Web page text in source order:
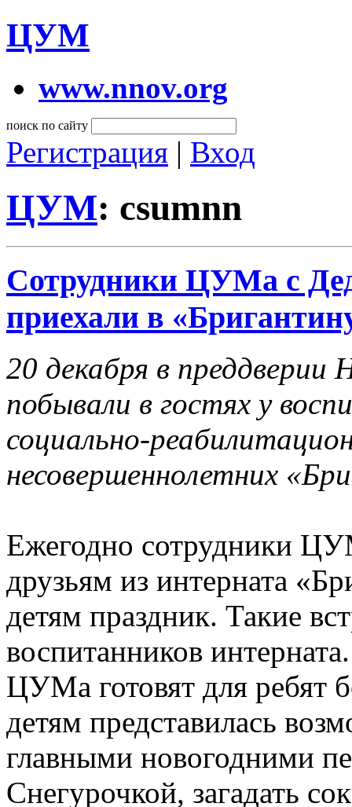
ЦУМ
www.nnov.org
поиск по сайту
Регистрация | Вход
ЦУМ: csumnn
Сотрудники ЦУМа с
приехали в
20 декабря в
побывали в гостях у
социально-
несовершеннолетних
Ежегодно сотрудники
друзьям из интерната
детям праздник. Такие
воспитанников
ЦУМа готовят для ребят
детям представилась
главными новогодними
Снегурочкой, загадать